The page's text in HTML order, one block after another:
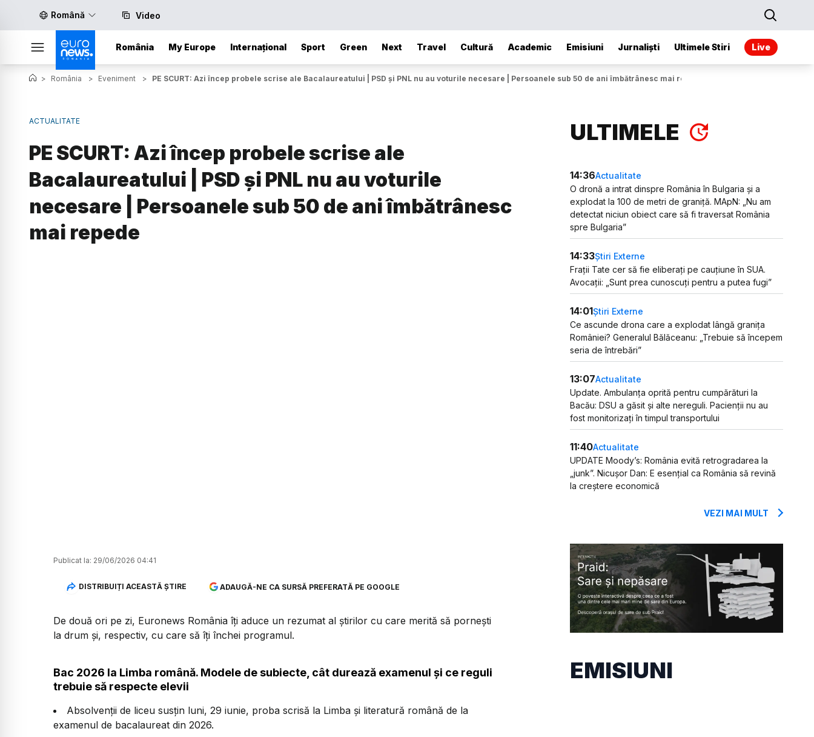
Română Video
România My Europe Internațional Sport Green Next Travel Cultură Academic Emisiuni Jurnaliști Ultimele Stiri Live
> România > Eveniment > PE SCURT: Azi încep probele scrise ale Bacalaureatului | PSD și PNL nu au voturile necesare | Persoanele sub 50 de ani îmbătrânesc mai repede
ACTUALITATE
PE SCURT: Azi încep probele scrise ale
Bacalaureatului | PSD și PNL nu au voturile
necesare | Persoanele sub 50 de ani îmbătrânesc
mai repede
Publicat la: 29/06/2026 04:41
DISTRIBUIȚI ACEASTĂ ȘTIRE ADAUGĂ-NE CA SURSĂ PREFERATĂ PE GOOGLE
De două ori pe zi, Euronews România îți aduce un rezumat al știrilor cu care merită să pornești
la drum și, respectiv, cu care să îți închei programul.
Bac 2026 la Limba română. Modele de subiecte, cât durează examenul și ce reguli
trebuie să respecte elevii
Absolvenții de liceu susțin luni, 29 iunie, proba scrisă la Limba și literatură română de la
examenul de bacalaureat din 2026.
ULTIMELE
14:36Actualitate
O dronă a intrat dinspre România în Bulgaria și a
explodat la 100 de metri de graniță. MApN: „Nu am
detectat niciun obiect care să fi traversat România
spre Bulgaria”
14:33Știri Externe
Frații Tate cer să fie eliberați pe cauțiune în SUA.
Avocații: „Sunt prea cunoscuți pentru a putea fugi”
14:01Știri Externe
Ce ascunde drona care a explodat lângă granița
României? Generalul Bălăceanu: „Trebuie să începem
seria de întrebări”
13:07Actualitate
Update. Ambulanța oprită pentru cumpărături la
Bacău: DSU a găsit și alte nereguli. Pacienții nu au
fost monitorizați în timpul transportului
11:40Actualitate
UPDATE Moody’s: România evită retrogradarea la
„junk”. Nicușor Dan: E esențial ca România să revină
la creștere economică
VEZI MAI MULT
EMISIUNI